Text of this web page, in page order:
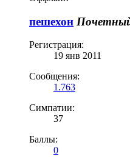
пешехон
Регистрация:
19 янв 2011
Сообщения:
1.763
Симпатии:
37
Баллы:
0